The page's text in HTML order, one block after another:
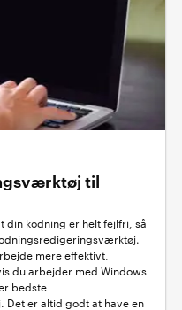
til
din kodning er helt fejlfri, så
mere effektivt,
du arbejder med Windows
bedste
er altid godt at have en